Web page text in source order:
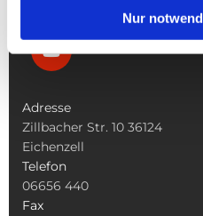
Nur
Adresse
Zillbacher Str. 10 36124
Eichenzell
Telefon
06656 440
Fax